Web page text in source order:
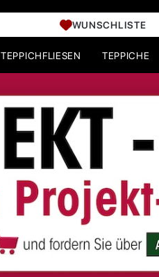
WUNSCHLISTE
TEPPICHFLIESEN TEPPICHE